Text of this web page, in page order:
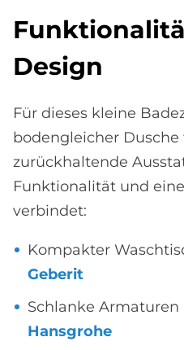
De­sign
Für dieses kleine
bodengleicher
zurückhaltende
Funktionalität und
verbindet:
Kompakter
Geberit
Schlanke
Hansgrohe